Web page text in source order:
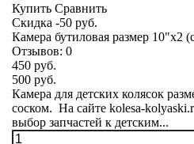
Купить Сравнить
Скидка -50 руб.
Камера бутиловая размер 10"х2
Отзывов: 0
450 руб.
500 руб.
Камера для детских колясок
соском. На сайте kolesa-
выбор запчастей к детским...